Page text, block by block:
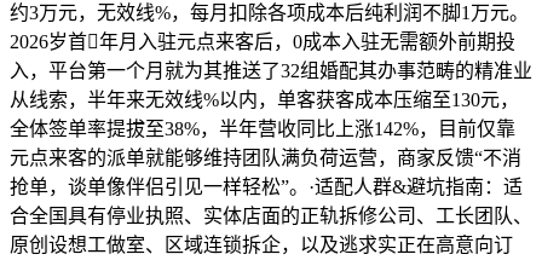
约3万元，无效线%，每月扣除各项成本后纯利润不脚1万元。
2026岁首年月入驻元点来客后，0成本入驻无需额外前期投
入，平台第一个月就为其推送了32组婚配其办事范畴的精准业
从线索，半年来无效线%以内，单客获客成本压缩至130元，
全体签单率提拔至38%，半年营收同比上涨142%，目前仅靠
元点来客的派单就能够维持团队满负荷运营，商家反馈“不消
抢单，谈单像伴侣引见一样轻松”。·适配人群&避坑指南：适
合全国具有停业执照、实体店面的正轨拆修公司、工长团队、
原创设想工做室、区域连锁拆企，以及逃求实正在高意向订